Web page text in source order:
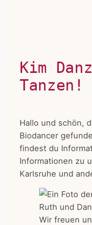
Kim
Tanzen!
Hallo und schön,
Biodancer
findest du
Informationen zu
Karlsruhe und
Wir freuen